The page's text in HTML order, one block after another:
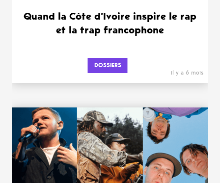
Quand la Côte d’Ivoire inspire le rap
et la trap francophone
DOSSIERS
il y a 6 mois